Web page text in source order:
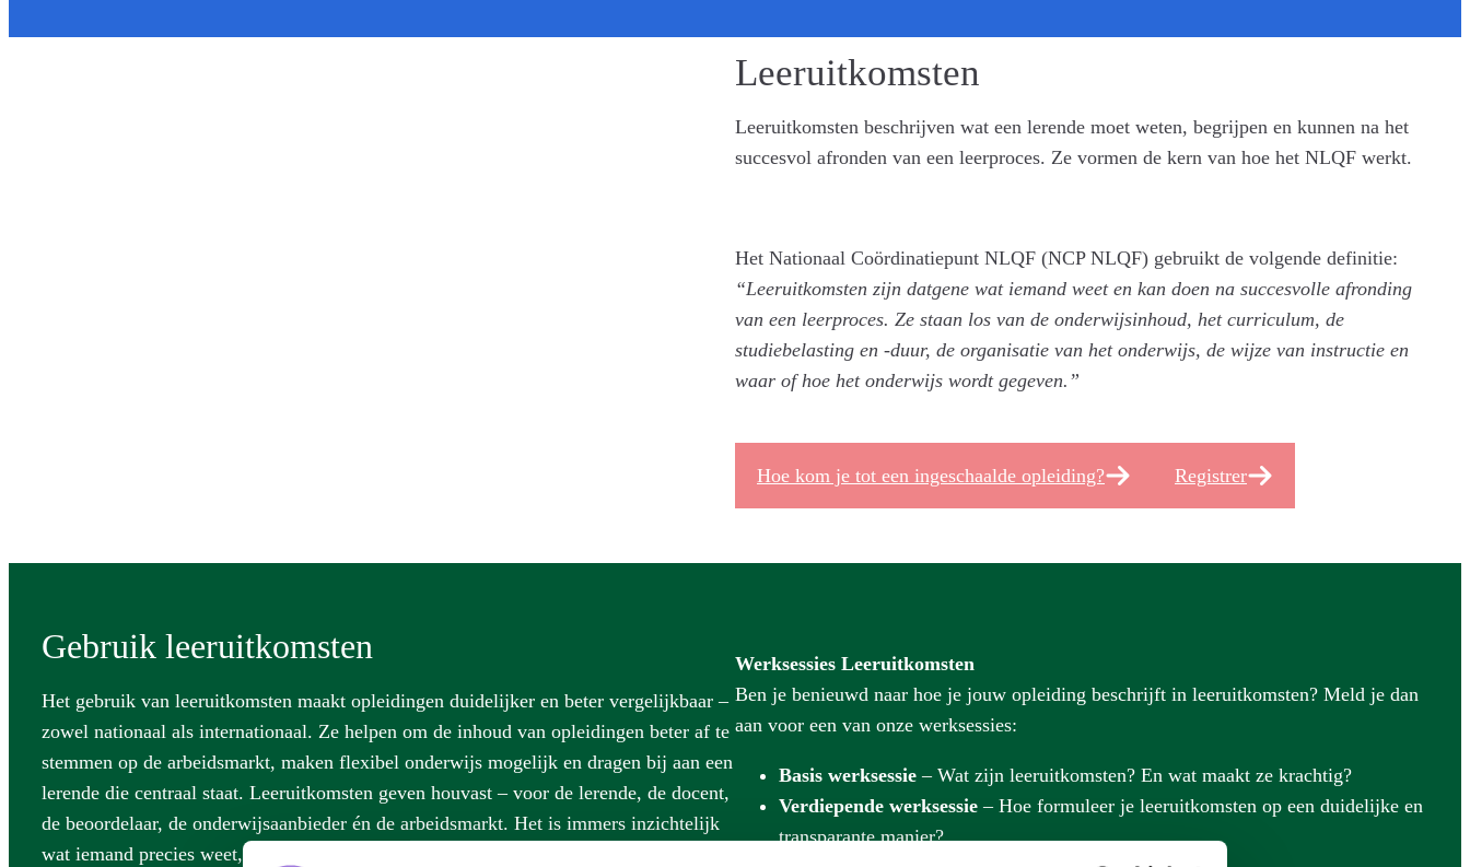
Leeruitkomsten
Leeruitkomsten beschrijven wat een lerende moet weten, begrijpen en kunnen na het
succesvol afronden van een leerproces. Ze vormen de kern van hoe het NLQF werkt.
Het Nationaal Coördinatiepunt NLQF (NCP NLQF) gebruikt de volgende definitie:
“Leeruitkomsten zijn datgene wat iemand weet en kan doen na succesvolle afronding
van een leerproces. Ze staan los van de onderwijsinhoud, het curriculum, de
studiebelasting en -duur, de organisatie van het onderwijs, de wijze van instructie en
waar of hoe het onderwijs wordt gegeven.”
Hoe kom je tot een ingeschaalde opleiding? Registrer
Gebruik leeruitkomsten
Het gebruik van leeruitkomsten maakt opleidingen duidelijker en beter vergelijkbaar –
zowel nationaal als internationaal. Ze helpen om de inhoud van opleidingen beter af te
stemmen op de arbeidsmarkt, maken flexibel onderwijs mogelijk en dragen bij aan een
lerende die centraal staat. Leeruitkomsten geven houvast – voor de lerende, de docent,
de beoordelaar, de onderwijsaanbieder én de arbeidsmarkt. Het is immers inzichtelijk
wat iemand precies weet, begrijpt en kan doen na afronding van een opleiding.
Werksessies Leeruitkomsten
Ben je benieuwd naar hoe je jouw opleiding beschrijft in leeruitkomsten? Meld je dan
aan voor een van onze werksessies:
Basis werksessie – Wat zijn leeruitkomsten? En wat maakt ze krachtig?
Verdiepende werksessie – Hoe formuleer je leeruitkomsten op een duidelijke en
transparante manier?